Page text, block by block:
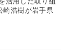
崎浩樹が岩手県